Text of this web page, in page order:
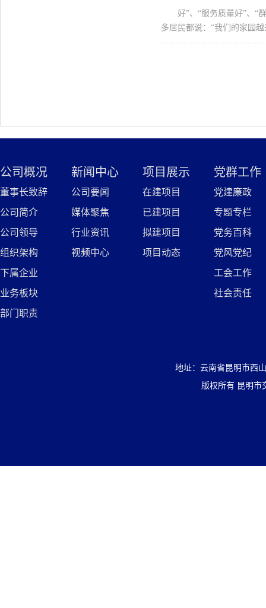
好”、“服务质量好”、“
多居民都说：“我们的家园
公司概况
董事长致辞
公司简介
公司领导
组织架构
下属企业
业务板块
部门职责
新闻中心
公司要闻
媒体聚焦
行业资讯
视频中心
项目展示
在建项目
已建项目
拟建项目
项目动态
党群工作
党建廉政
专题专栏
党务百科
党风党纪
工会工作
社会责任
地址：云南省昆明市西
版权所有 昆明市